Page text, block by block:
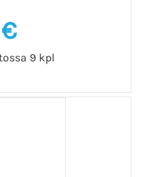
€
9 kpl